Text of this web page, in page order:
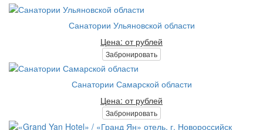
Санатории Ульяновской области
Цена: от рублей
Забронировать
Санатории Самарской области
Цена: от рублей
Забронировать